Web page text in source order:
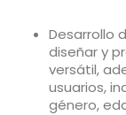
Desarrollo
diseñar y
versátil,
usuarios,
género,